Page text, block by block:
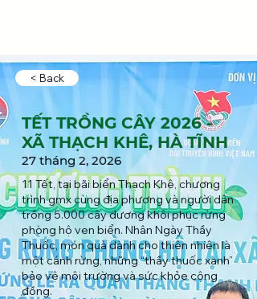
< Back
TẾT TRỒNG CÂY 2026 -
XÃ THẠCH KHÊ, HÀ TĨNH
27 tháng 2, 2026
11 Tết, tại bãi biển Thạch Khê, chương
trình gmx cùng địa phương và người dân
trồng 5.000 cây dương khôi phục rừng
phòng hộ ven biển. Nhân Ngày Thầy
Thuốc, món quà dành cho thiên nhiên là
một cánh rừng, những “thầy thuốc xanh”
bảo vệ môi trường và sức khỏe cộng
đồng.